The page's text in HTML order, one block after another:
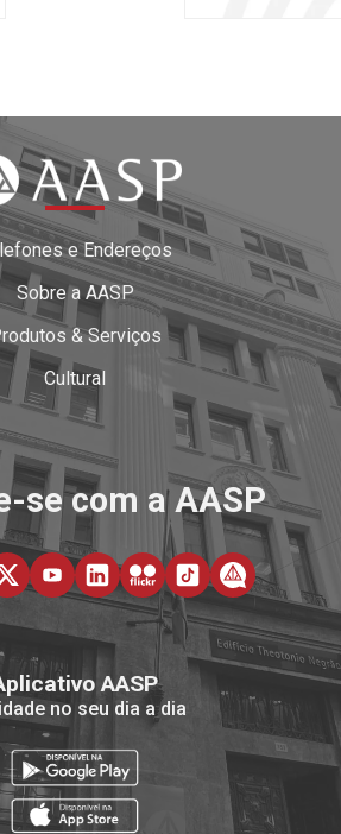
e Endereços
Sobre a AASP
& Serviços
Cultural
se com a AASP
AASP
no seu dia a dia